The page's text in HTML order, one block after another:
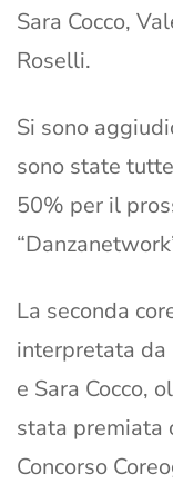
Sara Cocco,
Roselli.
Si sono
sono state
50% per il
La seconda
interpretata da
e Sara Cocco,
stata premiata
Concorso